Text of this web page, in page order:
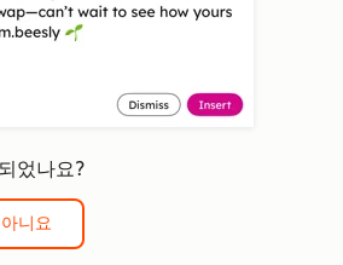
었나요?
아니요